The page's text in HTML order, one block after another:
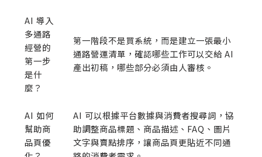
AI 導入
多通路
經營的
第一步
是什
麼？
第一階段不是買系統，而是建立一張最小
通路營運清單，確認哪些工作可以交給 AI
產出初稿，哪些部分必須由人審核。
AI 如何
幫助商
品頁優
AI 可以根據平台數據與消費者搜尋詞，協
助調整商品標題、商品描述、FAQ、圖片
文字與賣點排序，讓商品頁更貼近不同通